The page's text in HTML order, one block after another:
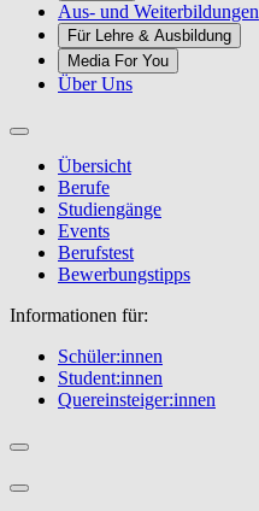
Aus- und Weiterbildungen
Für Lehre & Ausbildung
Media For You
Über Uns
Übersicht
Berufe
Studiengänge
Events
Berufstest
Bewerbungstipps
Informationen für:
Schüler:innen
Student:innen
Quereinsteiger:innen